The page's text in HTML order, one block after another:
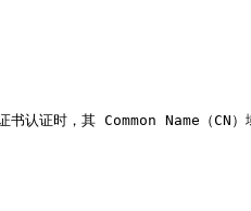
时，其 Common Name（CN）